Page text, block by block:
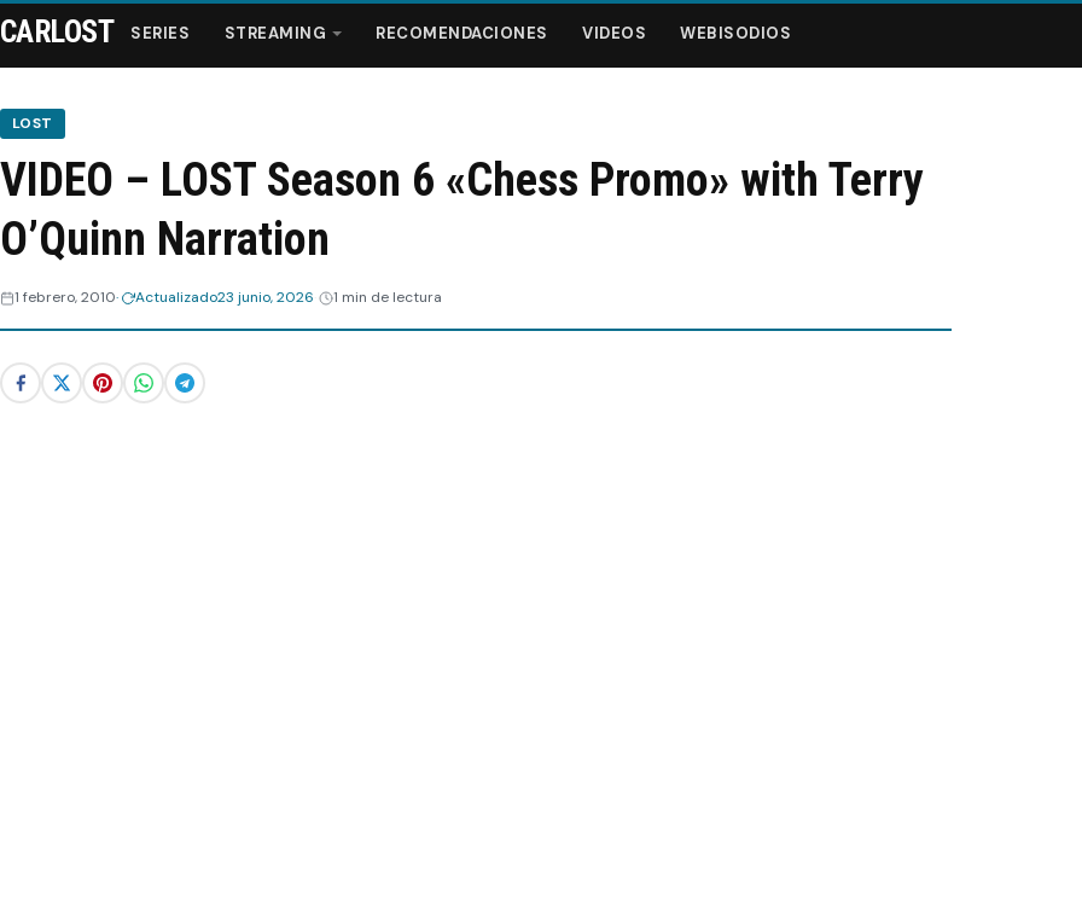
Series
Streaming
Videos
CARLOST SERIES STREAMING RECOMENDACIONES VIDEOS WEBISODIOS
LOST
VIDEO – LOST Season 6 «Chess Promo» with Terry
O’Quinn Narration
1 febrero, 2010 Actualizado23 junio, 2026 1 min de lectura